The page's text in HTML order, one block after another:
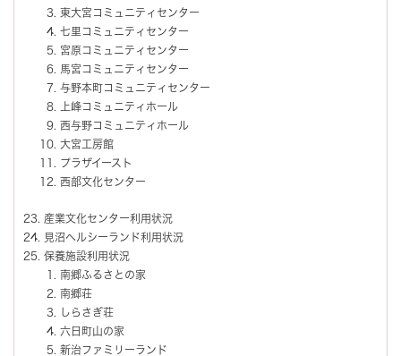
東大宮コミュニティセンター
七里コミュニティセンター
宮原コミュニティセンター
馬宮コミュニティセンター
与野本町コミュニティセンター
上峰コミュニティホール
西与野コミュニティホール
大宮工房館
プラザイースト
西部文化センター
産業文化センター利用状況
見沼ヘルシーランド利用状況
保養施設利用状況
南郷ふるさとの家
南郷荘
しらさぎ荘
六日町山の家
新治ファミリーランド